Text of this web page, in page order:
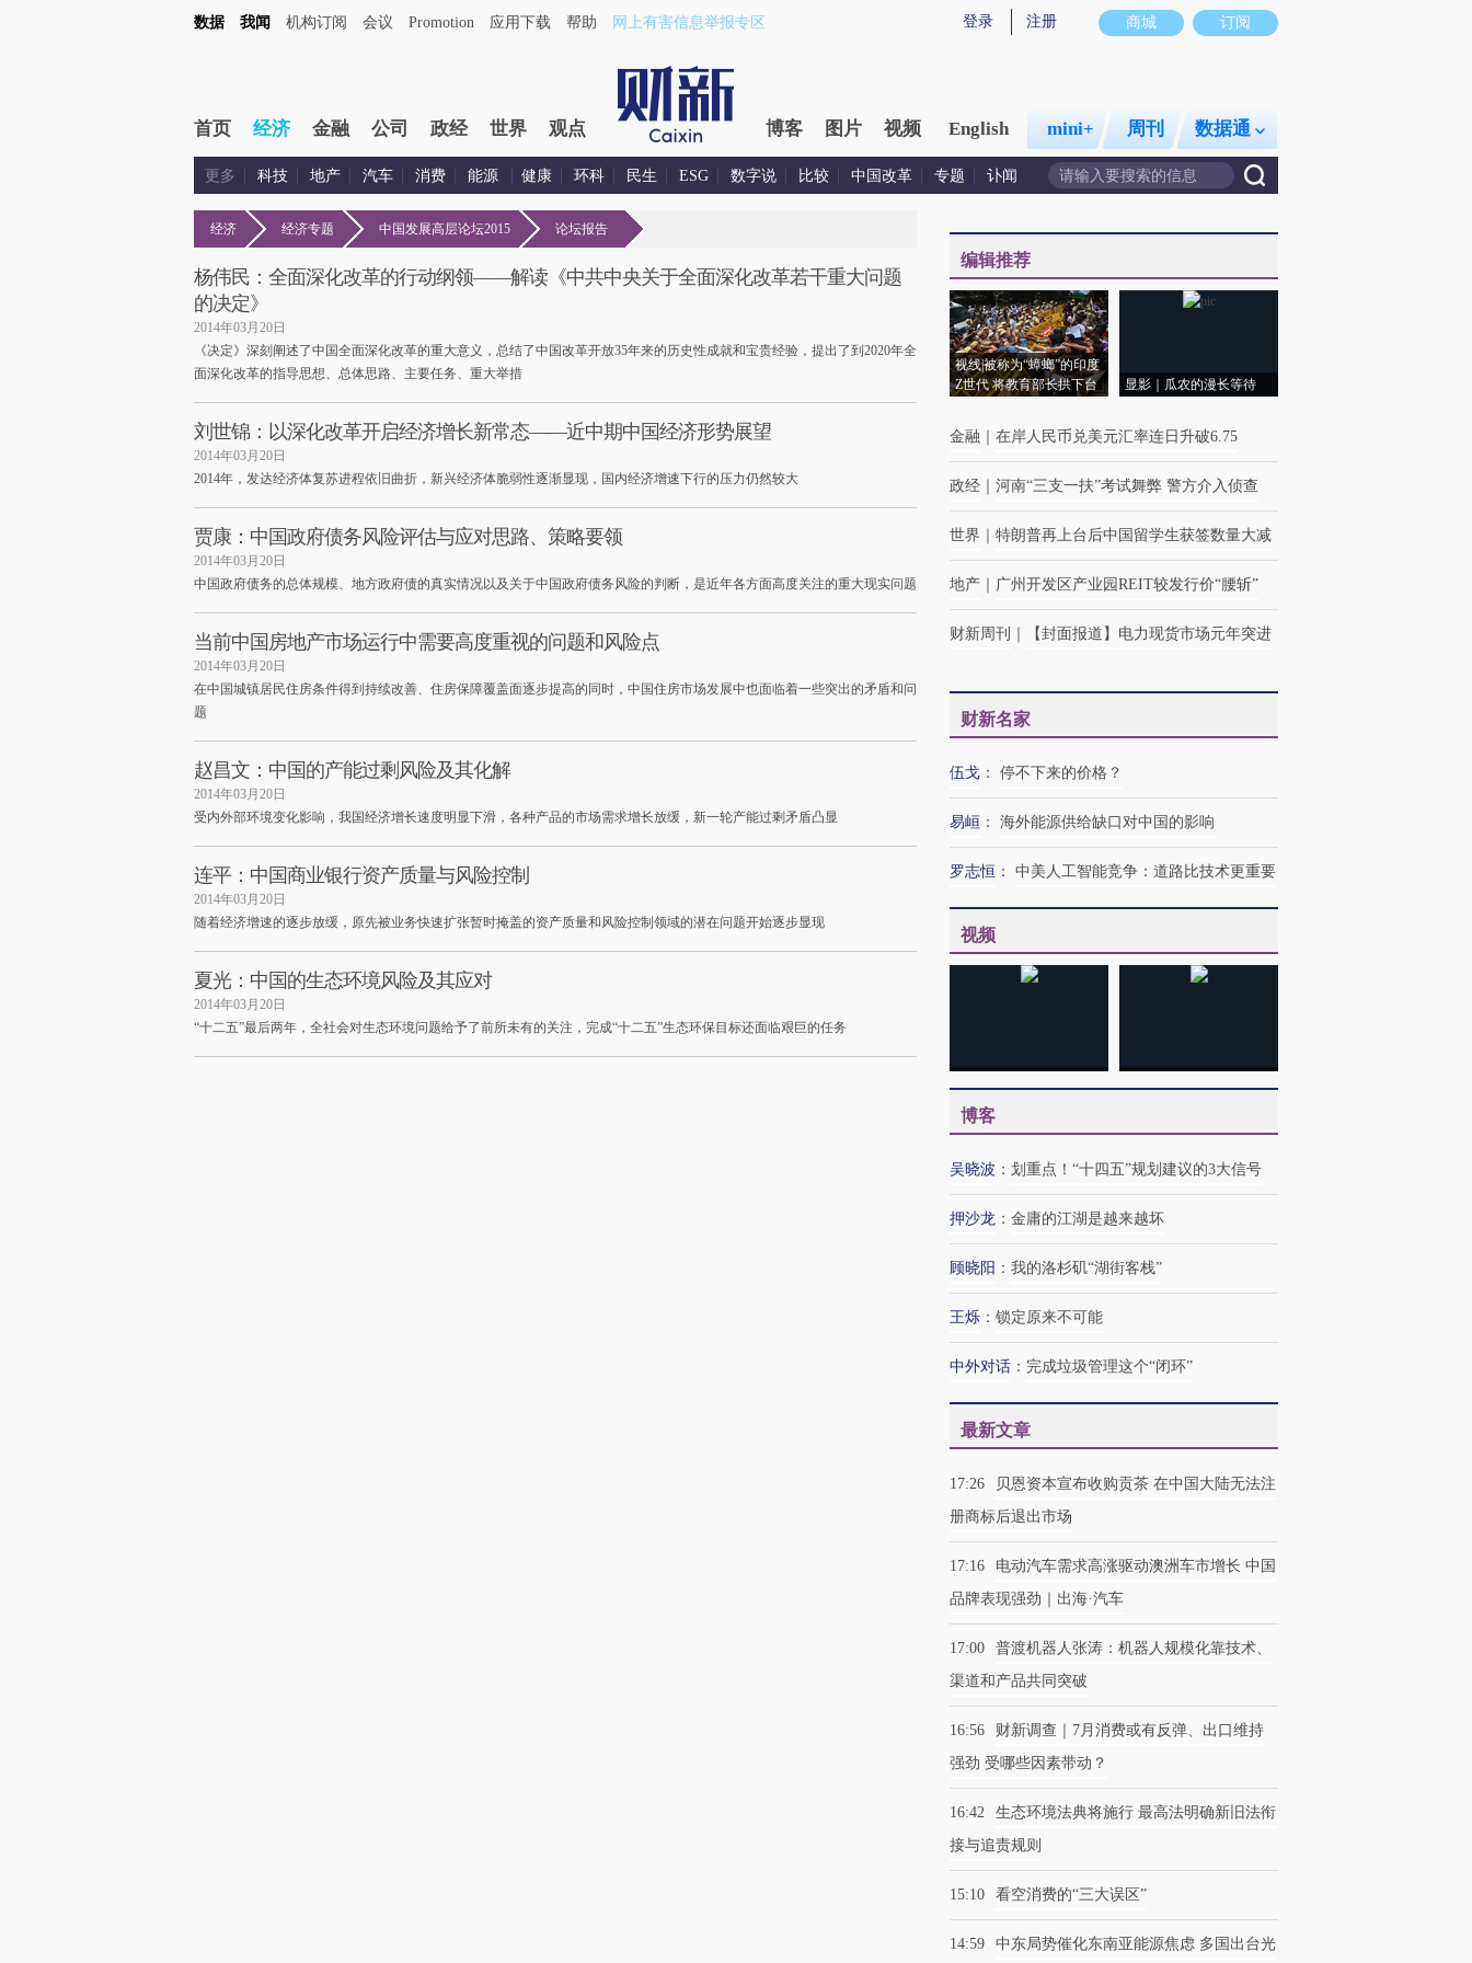
商城 订阅
登录 注册
数据 我闻 机构订阅 会议 Promotion 应用下载 帮助 网上有害信息举报专区
首页 经济 金融 公司 政经 世界 观点 博客 图片 视频 English mini+ 周刊 数据通
更多 科技 地产 汽车 消费 能源 健康 环科 民生 ESG 数字说 比较 中国改革 专题 讣闻
经济 经济专题 中国发展高层论坛2015 论坛报告
杨伟民：全面深化改革的行动纲领——解读《中共中央关于全面深化改革若干重大问题
的决定》
2014年03月20日
《决定》深刻阐述了中国全面深化改革的重大意义，总结了中国改革开放35年来的历史性成就和宝贵经验，提出了到2020年全
面深化改革的指导思想、总体思路、主要任务、重大举措
刘世锦：以深化改革开启经济增长新常态——近中期中国经济形势展望
2014年03月20日
2014年，发达经济体复苏进程依旧曲折，新兴经济体脆弱性逐渐显现，国内经济增速下行的压力仍然较大
贾康：中国政府债务风险评估与应对思路、策略要领
2014年03月20日
中国政府债务的总体规模、地方政府债的真实情况以及关于中国政府债务风险的判断，是近年各方面高度关注的重大现实问题
当前中国房地产市场运行中需要高度重视的问题和风险点
2014年03月20日
在中国城镇居民住房条件得到持续改善、住房保障覆盖面逐步提高的同时，中国住房市场发展中也面临着一些突出的矛盾和问
题
赵昌文：中国的产能过剩风险及其化解
2014年03月20日
受内外部环境变化影响，我国经济增长速度明显下滑，各种产品的市场需求增长放缓，新一轮产能过剩矛盾凸显
连平：中国商业银行资产质量与风险控制
2014年03月20日
随着经济增速的逐步放缓，原先被业务快速扩张暂时掩盖的资产质量和风险控制领域的潜在问题开始逐步显现
夏光：中国的生态环境风险及其应对
2014年03月20日
“十二五”最后两年，全社会对生态环境问题给予了前所未有的关注，完成“十二五”生态环保目标还面临艰巨的任务
编辑推荐
视线|被称为“蟑螂”的印度
Z世代 将教育部长拱下台
显影｜瓜农的漫长等待
金融 在岸人民币兑美元汇率连日升破6.75
政经 河南“三支一扶”考试舞弊 警方介入侦查
世界 特朗普再上台后中国留学生获签数量大减
地产 广州开发区产业园REIT较发行价“腰斩”
财新周刊 【封面报道】电力现货市场元年突进
财新名家
伍戈 ： 停不下来的价格？
易峘 ： 海外能源供给缺口对中国的影响
罗志恒 ： 中美人工智能竞争：道路比技术更重要
视频
博客
吴晓波 ： 划重点！“十四五”规划建议的3大信号
押沙龙 ： 金庸的江湖是越来越坏
顾晓阳 ： 我的洛杉矶“湖街客栈”
王烁 ： 锁定原来不可能
中外对话 ： 完成垃圾管理这个“闭环”
最新文章
17:26
贝恩资本宣布收购贡茶 在中国大陆无法注
册商标后退出市场
17:16
电动汽车需求高涨驱动澳洲车市增长 中国
品牌表现强劲｜出海·汽车
17:00
普渡机器人张涛：机器人规模化靠技术、
渠道和产品共同突破
16:56
财新调查｜7月消费或有反弹、出口维持
强劲 受哪些因素带动？
16:42
生态环境法典将施行 最高法明确新旧法衔
接与追责规则
15:10 看空消费的“三大误区”
14:59
中东局势催化东南亚能源焦虑 多国出台光